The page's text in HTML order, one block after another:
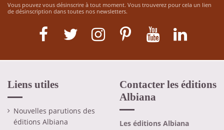
Vous pouvez vous désinscrire à tout moment. Vous trouverez pour cela un lien
de désinscription dans toutes nos newsletters.
Liens utiles
Nouvelles parutions des
éditions Albiana
Contacter les éditions
Albiana
Les éditions Albiana